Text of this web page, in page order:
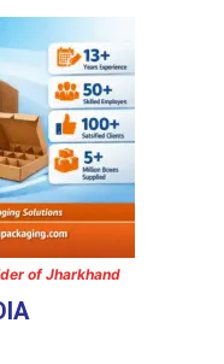
of Jharkhand